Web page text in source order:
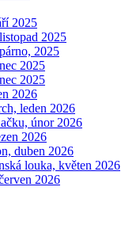
2025
2025
2025
2025
2025
2026
leden 2026
únor 2026
2026
duben 2026
louka, květen 2026
2026